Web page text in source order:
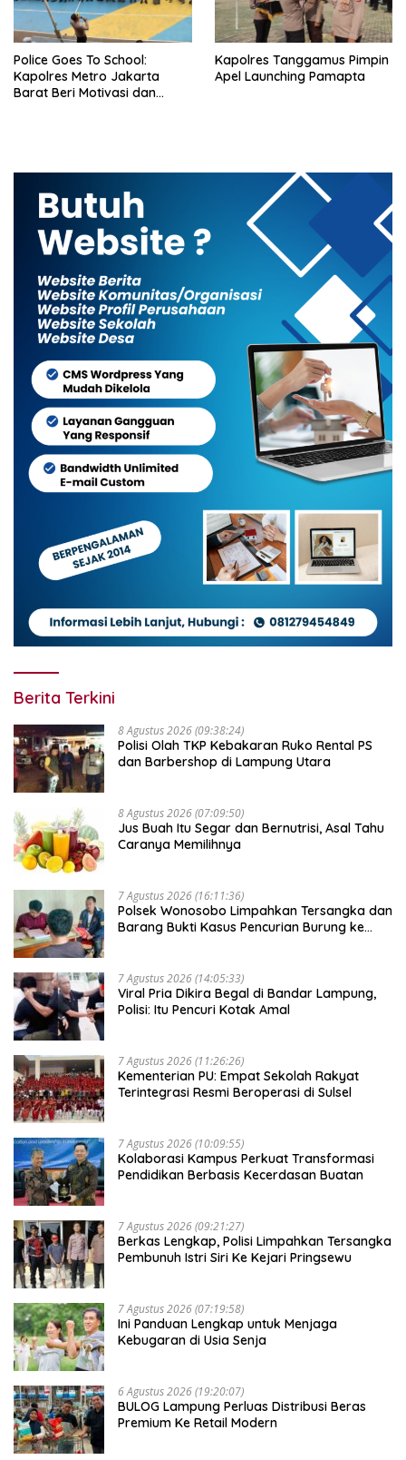
Police Goes To School:
Kapolres Metro Jakarta
Barat Beri Motivasi dan
Kapolres Tanggamus Pimpin
Apel Launching Pamapta
Berita Terkini
8 Agustus 2026 (09:38:24)
Polisi Olah TKP Kebakaran Ruko Rental PS
dan Barbershop di Lampung Utara
8 Agustus 2026 (07:09:50)
Jus Buah Itu Segar dan Bernutrisi, Asal Tahu
Caranya Memilihnya
7 Agustus 2026 (16:11:36)
Polsek Wonosobo Limpahkan Tersangka dan
Barang Bukti Kasus Pencurian Burung ke
7 Agustus 2026 (14:05:33)
Viral Pria Dikira Begal di Bandar Lampung,
Polisi: Itu Pencuri Kotak Amal
7 Agustus 2026 (11:26:26)
Kementerian PU: Empat Sekolah Rakyat
Terintegrasi Resmi Beroperasi di Sulsel
7 Agustus 2026 (10:09:55)
Kolaborasi Kampus Perkuat Transformasi
Pendidikan Berbasis Kecerdasan Buatan
7 Agustus 2026 (09:21:27)
Berkas Lengkap, Polisi Limpahkan Tersangka
Pembunuh Istri Siri Ke Kejari Pringsewu
7 Agustus 2026 (07:19:58)
Ini Panduan Lengkap untuk Menjaga
Kebugaran di Usia Senja
6 Agustus 2026 (19:20:07)
BULOG Lampung Perluas Distribusi Beras
Premium Ke Retail Modern